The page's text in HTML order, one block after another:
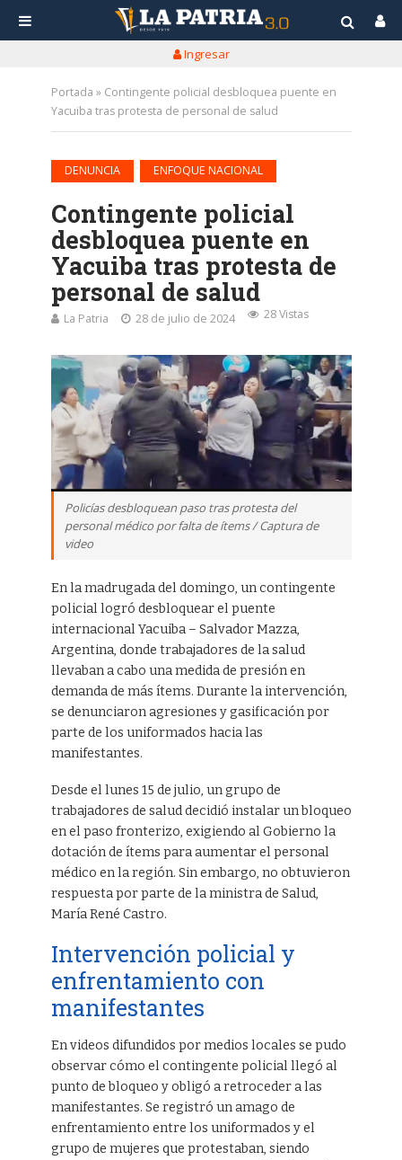
Ingresar
Portada » Contingente policial desbloquea puente en
Yacuiba tras protesta de personal de salud
DENUNCIA ENFOQUE NACIONAL
Contingente policial
desbloquea puente en
Yacuiba tras protesta de
personal de salud
La Patria 28 de julio de 2024 28 Vistas
Policías desbloquean paso tras protesta del
personal médico por falta de ítems / Captura de
video
En la madrugada del domingo, un contingente
policial logró desbloquear el puente
internacional Yacuiba – Salvador Mazza,
Argentina, donde trabajadores de la salud
llevaban a cabo una medida de presión en
demanda de más ítems. Durante la intervención,
se denunciaron agresiones y gasificación por
parte de los uniformados hacia las
manifestantes.
Desde el lunes 15 de julio, un grupo de
trabajadores de salud decidió instalar un bloqueo
en el paso fronterizo, exigiendo al Gobierno la
dotación de ítems para aumentar el personal
médico en la región. Sin embargo, no obtuvieron
respuesta por parte de la ministra de Salud,
María René Castro.
Intervención policial y
enfrentamiento con
manifestantes
En videos difundidos por medios locales se pudo
observar cómo el contingente policial llegó al
punto de bloqueo y obligó a retroceder a las
manifestantes. Se registró un amago de
enfrentamiento entre los uniformados y el
grupo de mujeres que protestaban, siendo